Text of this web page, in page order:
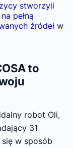
stworzyli
pełną
źródeł w
to
robot Oli,
31
w sposób